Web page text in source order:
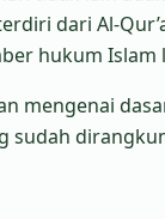
dari Al-
hukum Islam
mengenai
sudah